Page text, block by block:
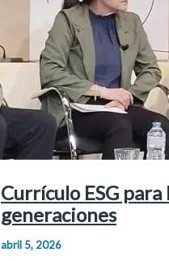
Currículo ESG para
generaciones
abril 5, 2026